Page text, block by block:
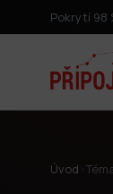
Pokrytí 98
Úvod